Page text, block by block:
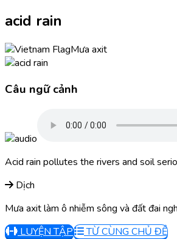
acid rain
Mưa axit
Câu ngữ cảnh
Acid rain pollutes the rivers and soil
Dịch
Mưa axit làm ô nhiễm sông và đất đai
LUYỆN TẬP
TỪ CÙNG CHỦ ĐỀ